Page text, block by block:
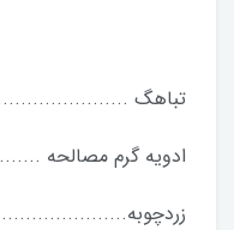
تباهگ
ادویه گرم مصالحه